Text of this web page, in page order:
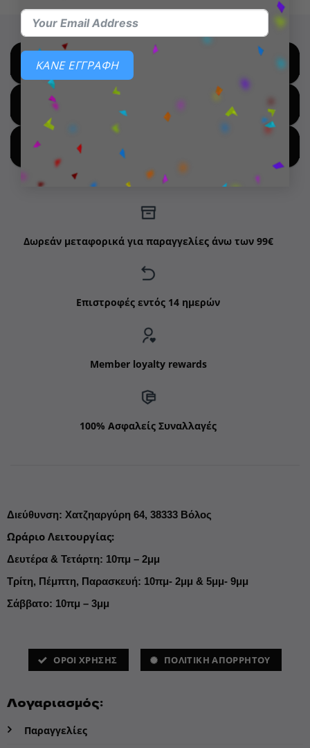
ΚΑΝΕ ΕΓΓΡΑΦΗSHOP BY BRANDS
SHOP BY NEW ARRIVALS
Δωρεάν μεταφορικά για παραγγελίες άνω των 99€
Επιστροφές εντός 14 ημερών
Member loyalty rewards
100% Ασφαλείς Συναλλαγές
Διεύθυνση: Χατζηαργύρη 64, 38333 Βόλος
Ωράριο Λειτουργίας:
Δευτέρα & Τετάρτη: 10πμ – 2μμ
Τρίτη, Πέμπτη, Παρασκευή: 10πμ- 2μμ & 5μμ- 9μμ
Σάββατο: 10πμ – 3μμ
ΌΡΟΙ ΧΡΗΣΗΣ ΠΟΛΙΤΙΚΗ ΑΠΟΡΡΗΤΟΥ
Λογαριασμός:
Παραγγελίες